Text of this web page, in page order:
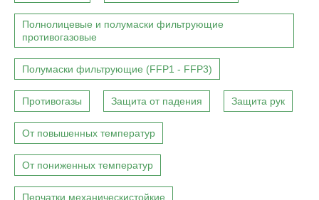
Полнолицевые и полумаски фильтрующие
противогазовые
Полумаски фильтрующие (FFP1 - FFP3)
Противогазы Защита от падения Защита рук
От повышенных температур
От пониженных температур
Перчатки механическистойкие